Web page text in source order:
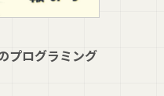
プログラミング